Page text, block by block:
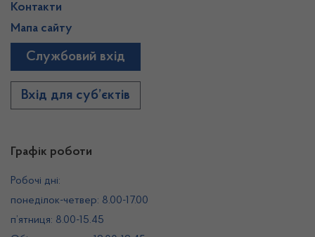
Графік роботи
Робочі дні:
понеділок-четвер: 8.00-17.00
п’ятниця: 8.00-15.45
Контакти
Мапа сайту
Службовий вхід
Вхід для суб’єктів